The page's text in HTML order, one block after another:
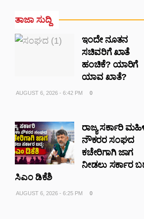
ತಾಜಾ ಸುದ್ದಿ
ಇಂದೇ ನೂತನ
ಸಚಿವರಿಗೆ ಖಾತೆ
ಹಂಚಿಕೆ? ಯಾರಿಗೆ
ಯಾವ ಖಾತೆ?
AUGUST 6, 2026 - 6:42 PM 0
ರಾಜ್ಯ ಸರ್ಕಾರಿ
ನೌಕರರ ಸಂಘದ
ಕಚೇರಿಗಾಗಿ ಜಾಗ
ನೀಡಲು ಸರ್ಕಾರ
ಸಿಎಂ ಡಿಕೆಶಿ
AUGUST 6, 2026 - 6:25 PM 0